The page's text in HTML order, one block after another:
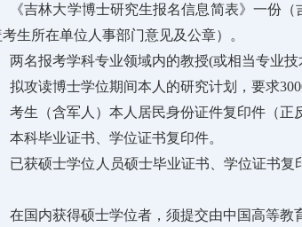
《吉林大学博士研究生报名信息简表》一份
生所在单位人事部门意见及公章）。
两名报考学科专业领域内的教授(或相当专业
拟攻读博士学位期间本人的研究计划，要求
考生（含军人）本人居民身份证件复印件（正
本科毕业证书、学位证书复印件。
已获硕士学位人员硕士毕业证书、学位证书
在国内获得硕士学位者，须提交由中国高等教